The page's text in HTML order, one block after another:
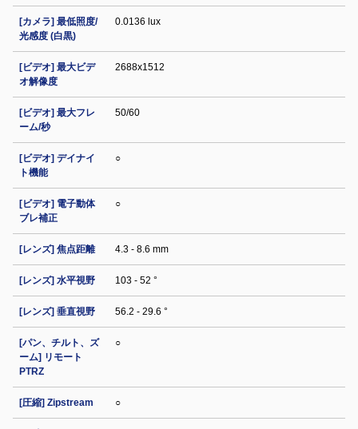
[カメラ] 最低照度/
光感度 (白黒)
0.0136 lux
[ビデオ] 最大ビデ
オ解像度
2688x1512
[ビデオ] 最大フレ
ーム/秒
50/60
[ビデオ] デイナイ
ト機能
○
[ビデオ] 電子動体
ブレ補正
○
[レンズ] 焦点距離 4.3 - 8.6 mm
[レンズ] 水平視野 103 - 52 °
[レンズ] 垂直視野 56.2 - 29.6 °
[パン、チルト、ズ
ーム] リモート
PTRZ
○
[圧縮] Zipstream ○